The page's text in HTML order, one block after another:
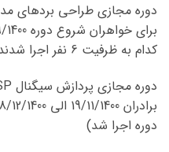
دوره مجازی طراحی بردهای
کدام به ظرفیت 6 نفر اجرا شدند)
دوره اجرا شد)